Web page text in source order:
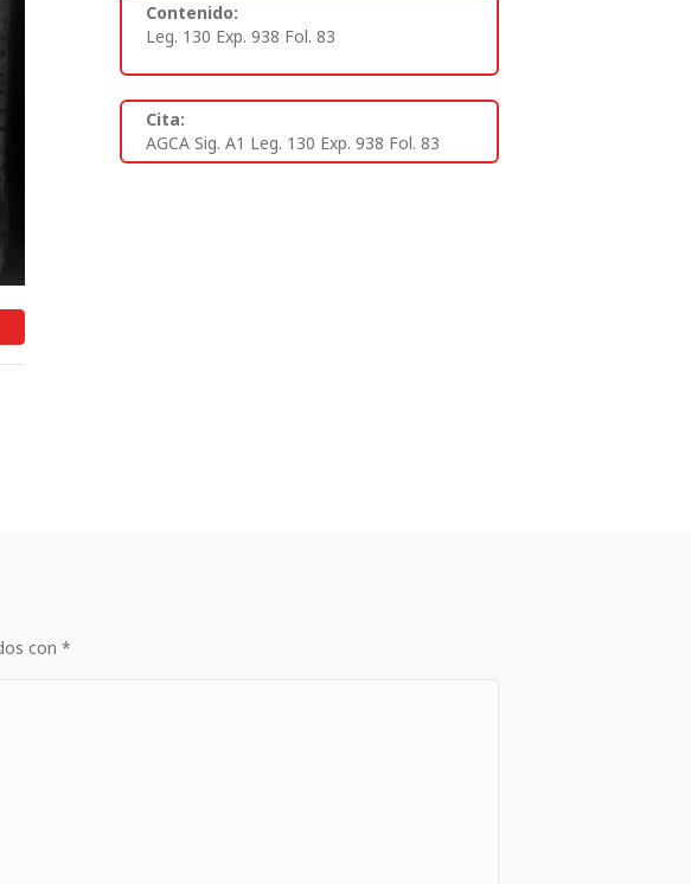
Contenido:
Leg. 130 Exp. 938 Fol. 83
Cita:
AGCA Sig. A1 Leg. 130 Exp. 938 Fol. 83
con *